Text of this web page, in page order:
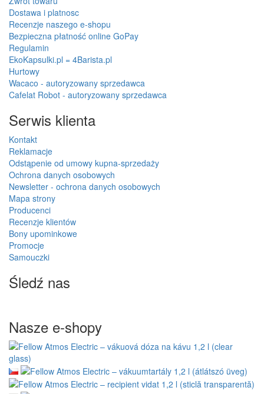
Dostawa i platnosc
Recenzje naszego e-shopu
Bezpieczna płatność online GoPay
Regulamin
EkoKapsulki.pl = 4Barista.pl
Hurtowy
Wacaco - autoryzowany sprzedawca
Cafelat Robot - autoryzowany sprzedawca
Serwis klienta
Kontakt
Reklamacje
Odstąpenie od umowy kupna-sprzedaży
Ochrona danych osobowych
Newsletter - ochrona danych osobowych
Mapa strony
Producenci
Recenzje klientów
Bony upominkowe
Promocje
Samouczki
Śledź nas
Nasze e-shopy